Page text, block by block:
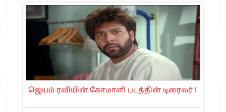
ஜெயம் ரவியின் கோமாளி படத்தின் டிரைலர் !